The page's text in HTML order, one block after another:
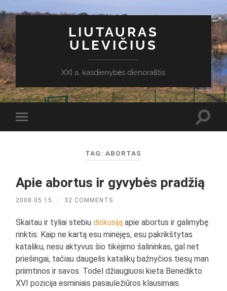
LIUTAURAS
ULEVIČIUS
XXI a. kasdienybės dienoraštis
Toggle
mobile
TAG:ABORTAS
Apie abortus ir gyvybės pradžią
2008.05.15 / 32 COMMENTS
Skaitau ir tyliai stebiudiskusiją apie abortus ir galimybę
rinktis. Kaip ne kartą esu minėjęs, esu pakrikštytas
kataliku, nesu aktyvus šio tikėjimo šalininkas, gal net
priešingai, tačiau daugelis katalikų bažnyčios tiesų man
priimtinos ir savos. Todėl džiaugiuosi kieta Benedikto
XVI pozicija esminiais pasaulėžiūros klausimais.